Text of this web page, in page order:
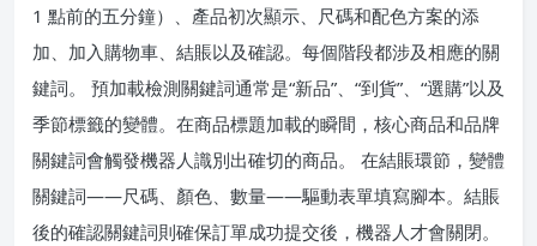
1 點前的五分鐘）、產品初次顯示、尺碼和配色方案的添
加、加入購物車、結賬以及確認。每個階段都涉及相應的關
鍵詞。 預加載檢測關鍵詞通常是“新品”、“到貨”、“選購”以及
季節標籤的變體。在商品標題加載的瞬間，核心商品和品牌
關鍵詞會觸發機器人識別出確切的商品。 在結賬環節，變體
關鍵詞——尺碼、顏色、數量——驅動表單填寫腳本。結賬
後的確認關鍵詞則確保訂單成功提交後，機器人才會關閉。